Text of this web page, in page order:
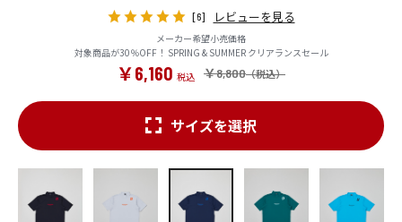
[6] レビューを見る
メーカー希望小売価格
対象商品が30％OFF！ SPRING & SUMMER クリアランスセール
￥8,800
￥6,160
サイズを選択